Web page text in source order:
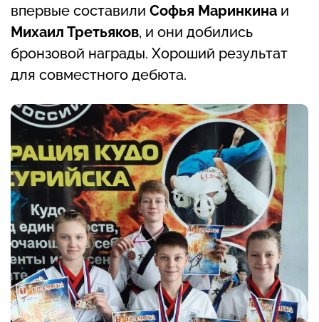
впервые составили Софья Маринкина и
Михаил Третьяков, и они добились
бронзовой награды. Хороший результат
для совместного дебюта.